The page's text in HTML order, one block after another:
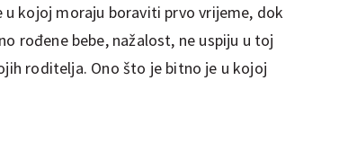
kojoj moraju boraviti prvo vrijeme, dok
rođene bebe, nažalost, ne uspiju u toj
roditelja. Ono što je bitno je u kojoj